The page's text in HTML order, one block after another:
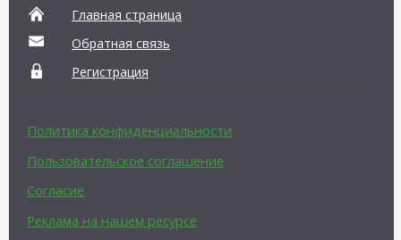
Главная страница
Обратная связь
Регистрация
Политика конфиденциальности
Пользовательское соглашение
Согласие
Реклама на нашем ресурсе